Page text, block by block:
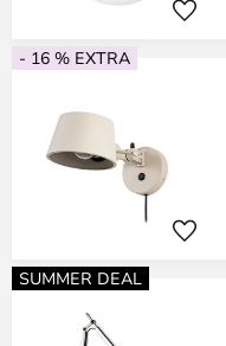
- 16 % EXTRA
SUMMER DEAL